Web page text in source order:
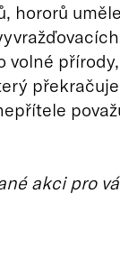
hororů
akci pro